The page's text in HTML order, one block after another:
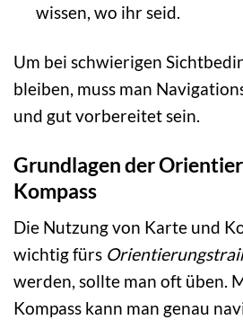
wissen, wo ihr seid.
Um bei schwierigen
bleiben, muss man
und gut vorbereitet sein.
Grundlagen der
Kompass
Die Nutzung von Karte und
wichtig fürs
werden, sollte man oft üben.
Kompass kann man genau